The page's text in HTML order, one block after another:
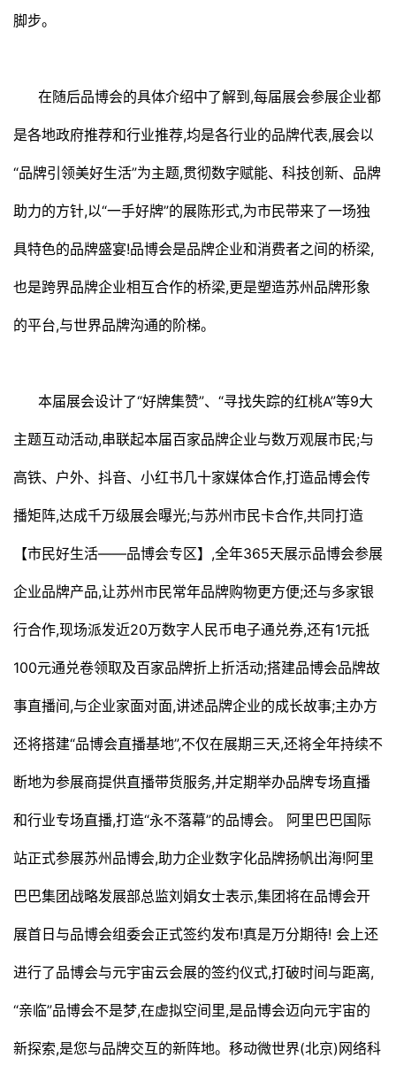
脚步。
在随后品博会的具体介绍中了解到,每届展会参展企业都
是各地政府推荐和行业推荐,均是各行业的品牌代表,展会以
“品牌引领美好生活”为主题,贯彻数字赋能、科技创新、品牌
助力的方针,以“一手好牌”的展陈形式,为市民带来了一场独
具特色的品牌盛宴!品博会是品牌企业和消费者之间的桥梁,
也是跨界品牌企业相互合作的桥梁,更是塑造苏州品牌形象
的平台,与世界品牌沟通的阶梯。
本届展会设计了“好牌集赞”、“寻找失踪的红桃A”等9大
主题互动活动,串联起本届百家品牌企业与数万观展市民;与
高铁、户外、抖音、小红书几十家媒体合作,打造品博会传
播矩阵,达成千万级展会曝光;与苏州市民卡合作,共同打造
【市民好生活——品博会专区】,全年365天展示品博会参展
企业品牌产品,让苏州市民常年品牌购物更方便;还与多家银
行合作,现场派发近20万数字人民币电子通兑券,还有1元抵
100元通兑卷领取及百家品牌折上折活动;搭建品博会品牌故
事直播间,与企业家面对面,讲述品牌企业的成长故事;主办方
还将搭建“品博会直播基地”,不仅在展期三天,还将全年持续不
断地为参展商提供直播带货服务,并定期举办品牌专场直播
和行业专场直播,打造“永不落幕”的品博会。 阿里巴巴国际
站正式参展苏州品博会,助力企业数字化品牌扬帆出海!阿里
巴巴集团战略发展部总监刘娟女士表示,集团将在品博会开
展首日与品博会组委会正式签约发布!真是万分期待! 会上还
进行了品博会与元宇宙云会展的签约仪式,打破时间与距离,
“亲临”品博会不是梦,在虚拟空间里,是品博会迈向元宇宙的
新探索,是您与品牌交互的新阵地。移动微世界(北京)网络科